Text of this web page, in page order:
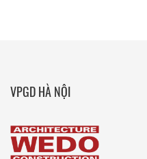
VPGD HÀ NỘI